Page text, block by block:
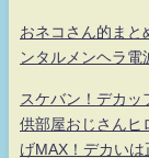
おネコさん的ま
ンタルメンヘラ
スケバン！デカ
供部屋おじさんヒ
げMAX！デカい